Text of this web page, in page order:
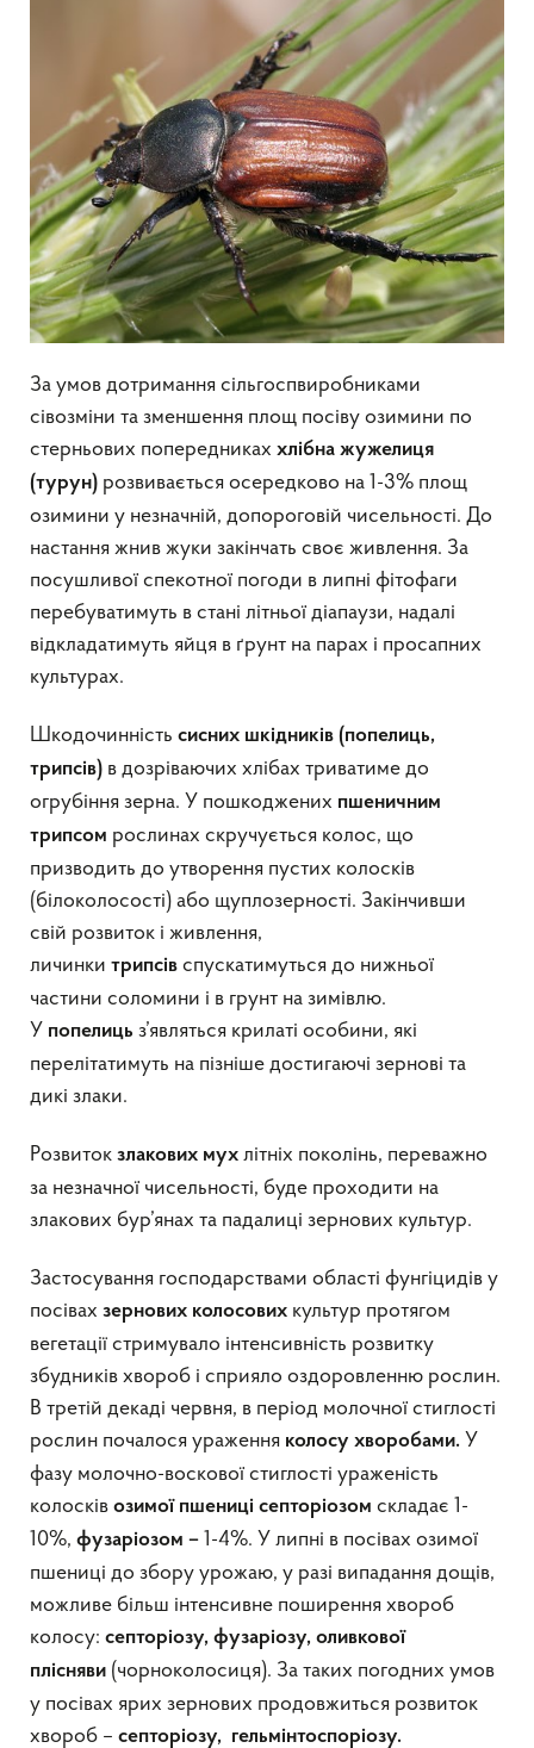
За умов дотримання сільгоспвиробниками
сівозміни та зменшення площ посіву озимини по
стерньових попередниках хлібна жужелиця
(турун) розвивається осередково на 1-3% площ
озимини у незначній, допороговій чисельності. До
настання жнив жуки закінчать своє живлення. За
посушливої спекотної погоди в липні фітофаги
перебуватимуть в стані літньої діапаузи, надалі
відкладатимуть яйця в ґрунт на парах і просапних
культурах.
Шкодочинність сисних шкідників (попелиць,
трипсів) в дозріваючих хлібах триватиме до
огрубіння зерна. У пошкоджених пшеничним
трипсом рослинах скручується колос, що
призводить до утворення пустих колосків
(білоколосості) або щуплозерності. Закінчивши
свій розвиток і живлення,
личинки трипсів спускатимуться до нижньої
частини соломини і в грунт на зимівлю.
У попелиць з’являться крилаті особини, які
перелітатимуть на пізніше достигаючі зернові та
дикі злаки.
Розвиток злакових мух літніх поколінь, переважно
за незначної чисельності, буде проходити на
злакових бур’янах та падалиці зернових культур.
Застосування господарствами області фунгіцидів у
посівах зернових колосових культур протягом
вегетації стримувало інтенсивність розвитку
збудників хвороб і сприяло оздоровленню рослин.
В третій декаді червня, в період молочної стиглості
рослин почалося ураження колосу хворобами. У
фазу молочно-воскової стиглості ураженість
колосків озимої пшениці септоріозом складає 1-
10%, фузаріозом – 1-4%. У липні в посівах озимої
пшениці до збору урожаю, у разі випадання дощів,
можливе більш інтенсивне поширення хвороб
колосу: септоріозу, фузаріозу, оливкової
плісняви (чорноколосиця). За таких погодних умов
у посівах ярих зернових продовжиться розвиток
хвороб – септоріозу, гельмінтоспоріозу.